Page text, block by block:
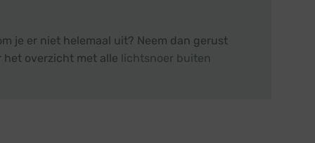
je er niet helemaal uit? Neem dan gerust
het overzicht met alle lichtsnoer buiten